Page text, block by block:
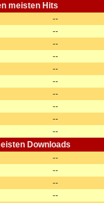
meisten Hits
--
--
--
--
--
--
--
--
--
--
Downloads
--
--
--
--